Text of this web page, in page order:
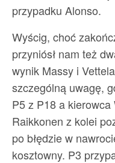
przypadku Alonso.
Wyścig, choć
przyniósł nam też
wynik Massy i
szczególną uwagę,
P5 z P18 a
Raikkonen z kolei
po błędzie w
kosztowny. P3